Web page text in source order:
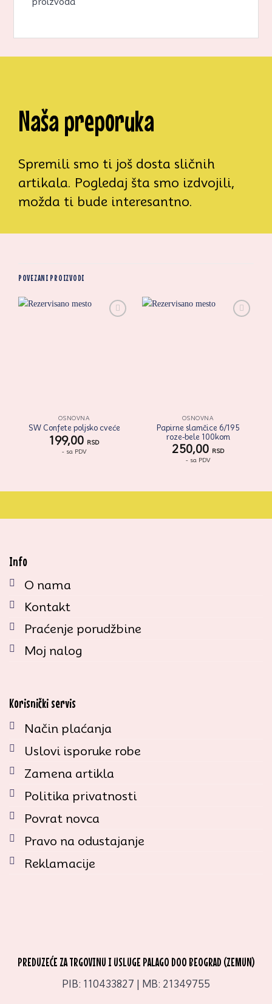
Naša preporuka
Spremili smo ti još dosta sličnih
artikala. Pogledaj šta smo izdvojili,
možda ti bude interesantno.
POVEZANI PROIZVODI
OSNOVNA
SW Confete poljsko cveće
199,00 RSD
- sa PDV
OSNOVNA
Papirne slamčice 6/195
roze-bele 100kom
250,00 RSD
- sa PDV
Info
O nama
Kontakt
Praćenje porudžbine
Moj nalog
Korisnički servis
Način plaćanja
Uslovi isporuke robe
Zamena artikla
Politika privatnosti
Povrat novca
Pravo na odustajanje
Reklamacije
PREDUZEĆE ZA TRGOVINU I USLUGE PALAGO DOO BEOGRAD (ZEMUN)
PIB: 110433827 | MB: 21349755